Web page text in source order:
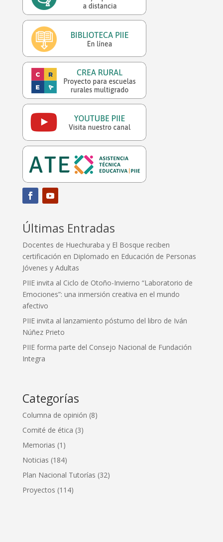
Últimas Entradas
Docentes de Huechuraba y El Bosque reciben
certificación en Diplomado en Educación de Personas
Jóvenes y Adultas
PIIE invita al Ciclo de Otoño-Invierno “Laboratorio de
Emociones”: una inmersión creativa en el mundo
afectivo
PIIE invita al lanzamiento póstumo del libro de Iván
Núñez Prieto
PIIE forma parte del Consejo Nacional de Fundación
Integra
Categorías
Columna de opinión (8)
Comité de ética (3)
Memorias (1)
Noticias (184)
Plan Nacional Tutorías (32)
Proyectos (114)